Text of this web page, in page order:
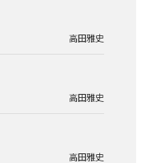
高田雅史
高田雅史
高田雅史